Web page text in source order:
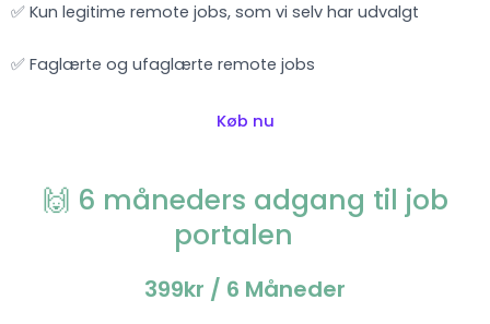
✅ Kun legitime remote jobs, som vi selv har udvalgt
✅ Faglærte og ufaglærte remote jobs
Køb nu
🙌 6 måneders adgang til job
portalen
399kr / 6 Måneder